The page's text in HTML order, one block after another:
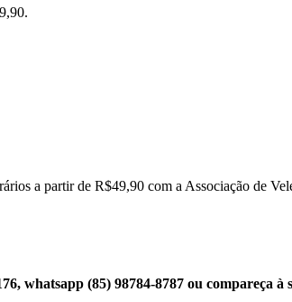
a partir de R$49,90 com a Associação de
whatsapp (85) 98784-8787 ou compareça